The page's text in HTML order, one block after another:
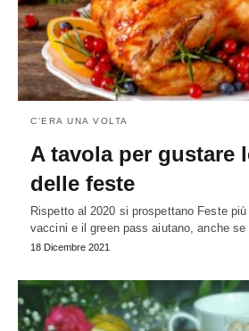
C'ERA UNA VOLTA
A tavola per gustare
delle feste
Rispetto al 2020 si prospettano Feste
vaccini e il green pass aiutano, anche se
18 Dicembre 2021